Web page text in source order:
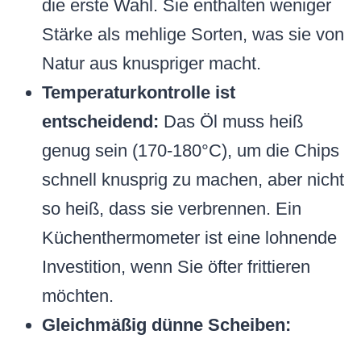
die erste Wahl. Sie enthalten weniger
Stärke als mehlige Sorten, was sie von
Natur aus knuspriger macht.
Temperaturkontrolle ist
entscheidend: Das Öl muss heiß
genug sein (170-180°C), um die Chips
schnell knusprig zu machen, aber nicht
so heiß, dass sie verbrennen. Ein
Küchenthermometer ist eine lohnende
Investition, wenn Sie öfter frittieren
möchten.
Gleichmäßig dünne Scheiben: